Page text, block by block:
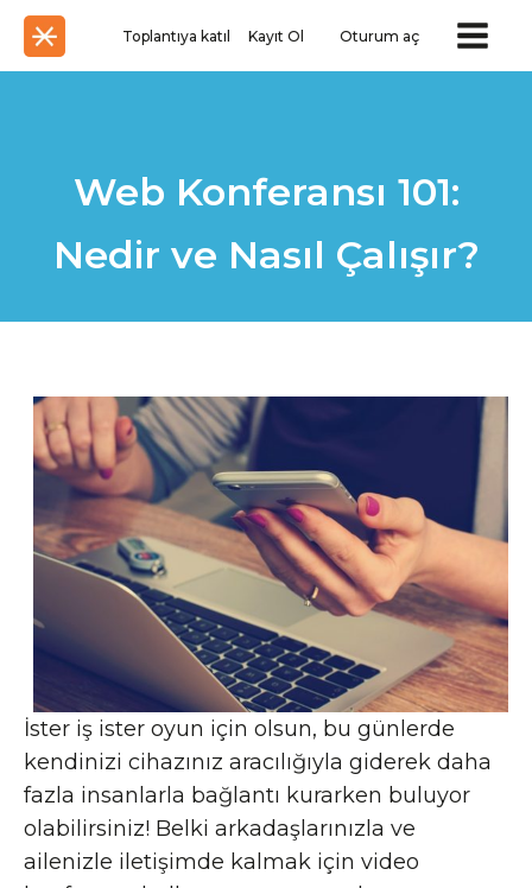
Toplantıya katıl Kayıt Ol Oturum aç
Web Konferansı 101:
Nedir ve Nasıl Çalışır?
İster iş ister oyun için olsun, bu günlerde
kendinizi cihazınız aracılığıyla giderek daha
fazla insanlarla bağlantı kurarken buluyor
olabilirsiniz! Belki arkadaşlarınızla ve
ailenizle iletişimde kalmak için video